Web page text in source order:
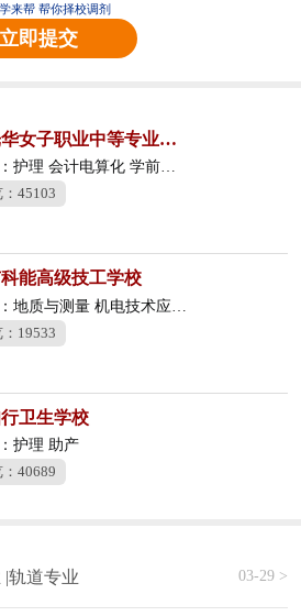
学来帮 帮你择校调剂
立即提交
重庆光华女子职业中等专业学校
护理 会计电算化 学前教育
45103
能高级技工学校
质与测量 机电技术应用 数控技术应用
19533
卫生学校
护理 助产
40689
轨道专业 03-29 >